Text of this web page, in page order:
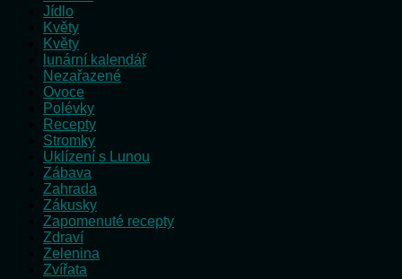
Jídlo
Květy
Květy
lunární kalendář
Nezařazené
Ovoce
Polévky
Recepty
Stromky
Uklízení s Lunou
Zábava
Zahrada
Zákusky
Zapomenuté recepty
Zdraví
Zelenina
Zvířata